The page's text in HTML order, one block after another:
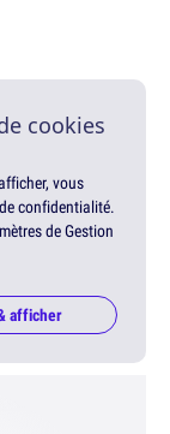
cookies
vous
confidentialité.
de Gestion
afficher